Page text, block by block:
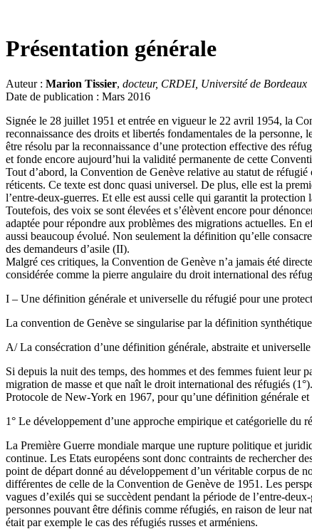
Présentation générale
Auteur : Marion Tissier, docteur, CRDEI, Université de Bordeaux
Date de publication : Mars 2016
Signée le 28 juillet 1951 et entrée en vigueur le 22 avril 1954, la
reconnaissance des droits et libertés fondamentales de la
être résolu par la reconnaissance d’une protection effective des
et fonde encore aujourd’hui la validité permanente de cette
Tout d’abord, la Convention de Genève relative au statut de
réticents. Ce texte est donc quasi universel. De plus, elle est la
l’entre-deux-guerres. Et elle est aussi celle qui garantit la
Toutefois, des voix se sont élevées et s’élèvent encore pour
adaptée pour répondre aux problèmes des migrations actuelles.
aussi beaucoup évolué. Non seulement la définition qu’elle
des demandeurs d’asile (II).
Malgré ces critiques, la Convention de Genève n’a jamais été
considérée comme la pierre angulaire du droit international des
I – Une définition générale et universelle du réfugié pour une
La convention de Genève se singularise par la définition
A/ La consécration d’une définition générale, abstraite et
Si depuis la nuit des temps, des hommes et des femmes fuient leur
migration de masse et que naît le droit international des réfugiés
Protocole de New-York en 1967, pour qu’une définition générale
1° Le développement d’une approche empirique et catégorielle du
La Première Guerre mondiale marque une rupture politique et
continue. Les Etats européens sont donc contraints de rechercher
point de départ donné au développement d’un véritable corpus de
différentes de celle de la Convention de Genève de 1951. Les
vagues d’exilés qui se succèdent pendant la période de l’entre-
personnes pouvant être définis comme réfugiés, en raison de leur
était par exemple le cas des réfugiés russes et arméniens.